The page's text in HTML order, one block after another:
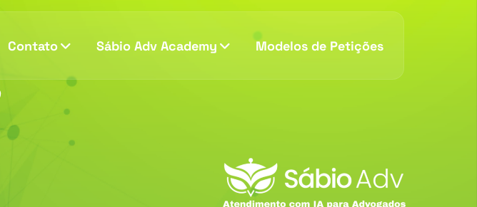
Contato Sábio Adv Academy Modelos de Petições